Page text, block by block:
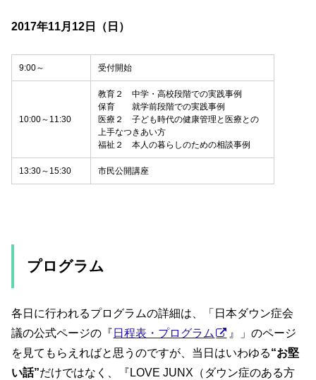
2017年11月12日（日）
9:00～ 受付開始
10:00～11:30
教育２ 中学・高校段階での実践事例
保育 就学前段階での実践事例
医療２ 子ども時代の健康管理と医療との
上手なつきあい方
福祉２ 本人の暮らしのための相談事例
13:30～15:30 市民公開講座
プログラム
各日に行われるプログラムの詳細は、「日本ダウン症会
議の公式ページの『日程表・プログラム
』」のページ
を見てもらえればと思うのですが、当日はいわゆる“お堅
い話”だけではなく、『LOVE JUNX（ダウン症のある方